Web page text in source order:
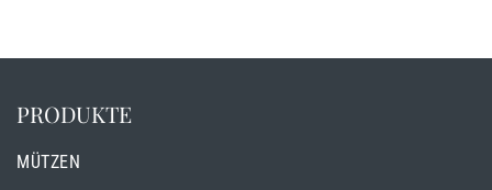
PRODUKTE
MÜTZEN